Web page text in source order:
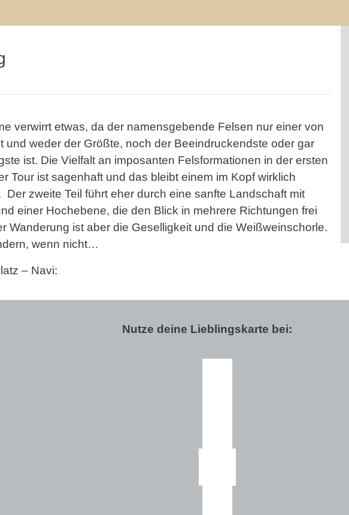
verwirrt etwas, da der namensgebende Felsen nur einer von
und weder der Größte, noch der Beeindruckendste oder gar
ist. Die Vielfalt an imposanten Felsformationen in der ersten
Tour ist sagenhaft und das bleibt einem im Kopf wirklich
Der zweite Teil führt eher durch eine sanfte Landschaft mit
einer Hochebene, die den Blick in mehrere Richtungen frei
Wanderung ist aber die Geselligkeit und die Weißweinschorle.
wenn nicht…
– Navi:
Nutze deine Lieblingskarte bei: